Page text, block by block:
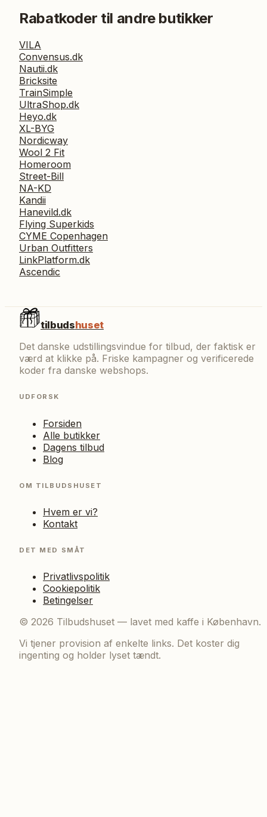
Rabatkoder til andre butikker
VILA
Convensus.dk
Nautii.dk
Bricksite
TrainSimple
UltraShop.dk
Heyo.dk
XL-BYG
Nordicway
Wool 2 Fit
Homeroom
Street-Bill
NA-KD
Kandii
Hanevild.dk
Flying Superkids
CYME Copenhagen
Urban Outfitters
LinkPlatform.dk
Ascendic
tilbudshuset
Det danske udstillingsvindue for tilbud, der faktisk er
værd at klikke på. Friske kampagner og verificerede
koder fra danske webshops.
UDFORSK
Forsiden
Alle butikker
Dagens tilbud
Blog
OM TILBUDSHUSET
Hvem er vi?
Kontakt
DET MED SMÅT
Privatlivspolitik
Cookiepolitik
Betingelser
© 2026 Tilbudshuset — lavet med kaffe i København.
Vi tjener provision af enkelte links. Det koster dig
ingenting og holder lyset tændt.